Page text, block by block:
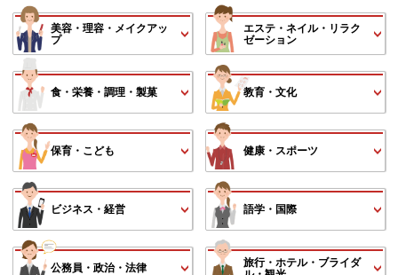
美容・理容・メイクアッ
プ
エステ・ネイル・リラク
ゼーション
食・栄養・調理・製菓 教育・文化
保育・こども 健康・スポーツ
ビジネス・経営 語学・国際
公務員・政治・法律
旅行・ホテル・ブライダ